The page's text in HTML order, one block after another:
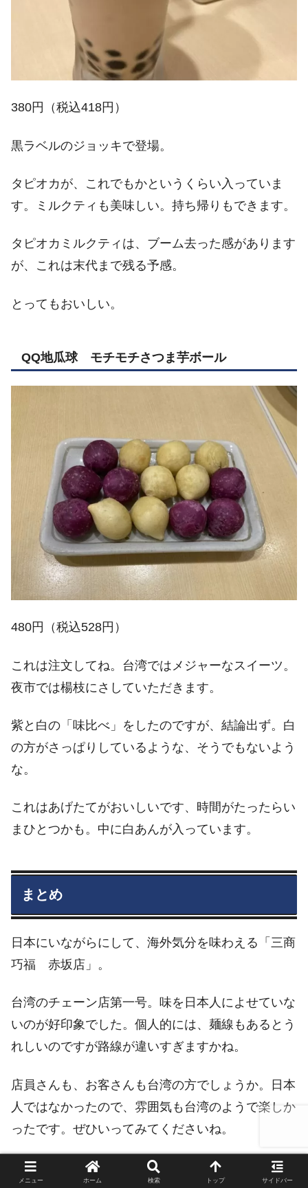
380円（税込418円）
黒ラベルのジョッキで登場。
タピオカが、これでもかというくらい入っていま
す。ミルクティも美味しい。持ち帰りもできます。
タピオカミルクティは、ブーム去った感があります
が、これは末代まで残る予感。
とってもおいしい。
QQ地瓜球 モチモチさつま芋ボール
480円（税込528円）
これは注文してね。台湾ではメジャーなスイーツ。
夜市では楊枝にさしていただきます。
紫と白の「味比べ」をしたのですが、結論出ず。白
の方がさっぱりしているような、そうでもないよう
な。
これはあげたてがおいしいです、時間がたったらい
まひとつかも。中に白あんが入っています。
まとめ
日本にいながらにして、海外気分を味わえる「三商
巧福 赤坂店」。
台湾のチェーン店第一号。味を日本人によせていな
いのが好印象でした。個人的には、麺線もあるとう
れしいのですが路線が違いすぎますかね。
店員さんも、お客さんも台湾の方でしょうか。日本
人ではなかったので、雰囲気も台湾のようで楽しか
ったです。ぜひいってみてくださいね。
あ、唯一の欠点は、メニューのカバーがボロボロ
メニュー ホーム 検索 トップ サイドバー